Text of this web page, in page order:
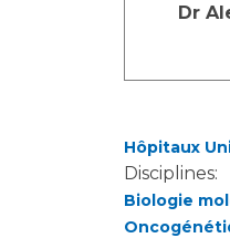
Salon des
Transports
Vos droits,
La
Les
Dr
Hôpitaux
Disciplines:
Biologie